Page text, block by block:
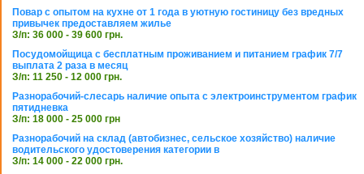
Повар с опытом на кухне от 1 года в уютную гостиницу без вредных
привычек предоставляем жилье
З/п: 36 000 - 39 600 грн.
Посудомойщица с бесплатным проживанием и питанием график 7/7
выплата 2 раза в месяц
З/п: 11 250 - 12 000 грн.
Разнорабочий-слесарь наличие опыта с электроинструментом график
пятидневка
З/п: 18 000 - 25 000 грн
Разнорабочий на склад (автобизнес, сельское хозяйство) наличие
водительского удостоверения категории в
З/п: 14 000 - 22 000 грн.